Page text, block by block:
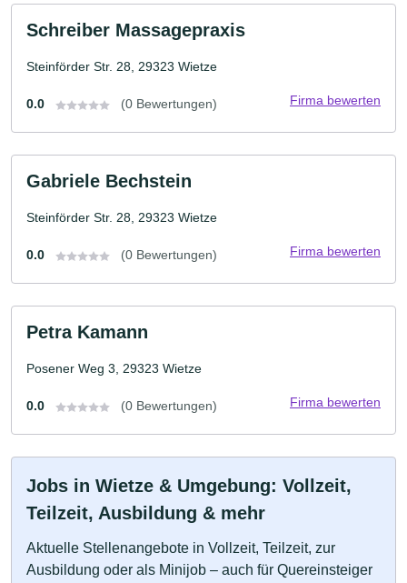
Schreiber Massagepraxis
Steinförder Str. 28, 29323 Wietze
0.0 (0 Bewertungen) Firma bewerten
Gabriele Bechstein
Steinförder Str. 28, 29323 Wietze
0.0 (0 Bewertungen) Firma bewerten
Petra Kamann
Posener Weg 3, 29323 Wietze
0.0 (0 Bewertungen) Firma bewerten
Jobs in Wietze & Umgebung: Vollzeit,
Teilzeit, Ausbildung & mehr
Aktuelle Stellenangebote in Vollzeit, Teilzeit, zur
Ausbildung oder als Minijob – auch für Quereinsteiger